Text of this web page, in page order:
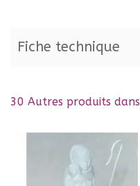
Fiche technique
30 Autres produits